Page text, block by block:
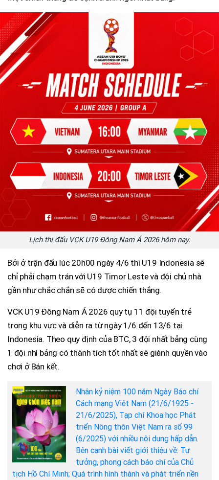
Lịch thi đấu VCK U19 Đông Nam Á 2026 hôm nay.
Bởi ở trận đấu lúc 20h00 ngày 4/6 thì U19 Indonesia sẽ
chỉ phải chạm trán với U19 Timor Leste và đội chủ nhà
gần như chắc chắn sẽ có được chiến thắng.
VCK U19 Đông Nam Á 2026 quy tụ 11 đội tuyển trẻ
trong khu vực và diễn ra từ ngày 1/6 đến 13/6 tại
Indonesia. Theo quy định của BTC, 3 đội nhất bảng cùng
1 đội nhì bảng có thành tích tốt nhất sẽ giành quyền vào
chơi ở Bán kết.
Nhân kỷ niệm 100 năm Ngày Báo chí
Cách mạng Việt Nam (21/6/1925 -
21/6/2025), Tạp chí Khoa học Phát
triển Nông thôn Việt Nam ra số 99
(6/2025) với nhiều nội dung hấp dẫn.
Bên cạnh bài viết giới thiệu về: Tư
tưởng, phong cách báo chí của Chủ
tịch Hồ Chí Minh; Quá trình hình thành và phát triển nền